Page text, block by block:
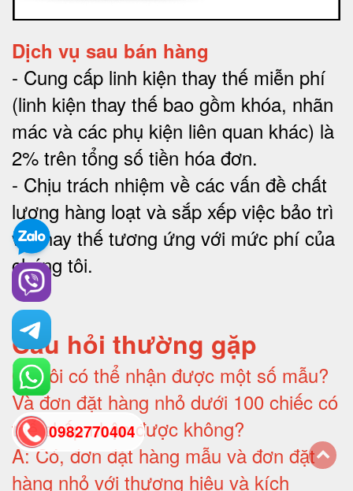
Dịch vụ sau bán hàng
- Cung cấp linh kiện thay thế miễn phí
(linh kiện thay thế bao gồm khóa, nhãn
mác và các phụ kiện liên quan khác) là
2% trên tổng số tiền hóa đơn.
- Chịu trách nhiệm về các vấn đề chất
lượng hàng loạt và sắp xếp việc bảo trì
và thay thế tương ứng với mức phí của
chúng tôi.
Câu hỏi thường gặp
Q:Tôi có thể nhận được một số mẫu?
Và đơn đặt hàng nhỏ dưới 100 chiếc có
thể chấp nhận được không?
A:Có, đơn đặt hàng mẫu và đơn đặt
hàng nhỏ với thương hiệu và kích
0982770404